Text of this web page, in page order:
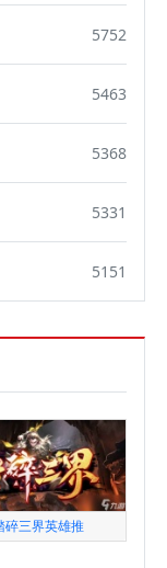
5752
5463
5368
5331
5151
碎三界英雄推